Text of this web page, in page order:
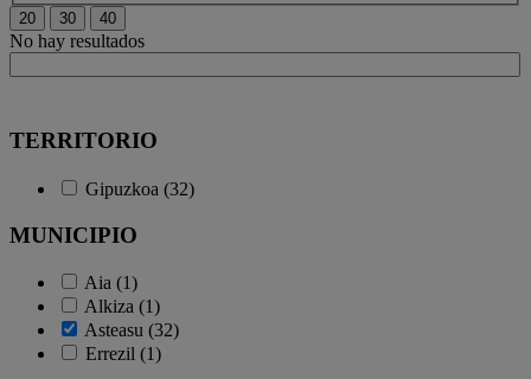
No hay resultados
TERRITORIO
Gipuzkoa (32)
MUNICIPIO
Aia (1)
Alkiza (1)
Asteasu (32)
Errezil (1)